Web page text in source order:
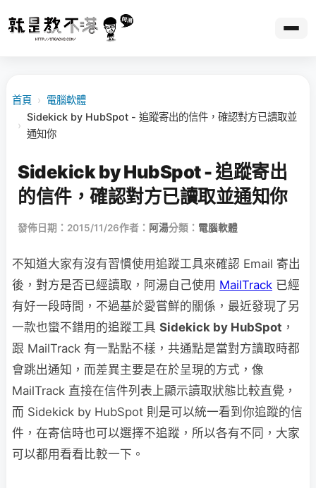
首頁 › 電腦軟體
›
Sidekick by HubSpot - 追蹤寄出的信件，確認對方已讀取並
通知你
Sidekick by HubSpot - 追蹤寄出
的信件，確認對方已讀取並通知你
發佈日期：2015/11/26作者： 阿湯分類： 電腦軟體
不知道大家有沒有習慣使用追蹤工具來確認 Email 寄出
後，對方是否已經讀取，阿湯自己使用 MailTrack 已經
有好一段時間，不過基於愛嘗鮮的關係，最近發現了另
一款也蠻不錯用的追蹤工具 Sidekick by HubSpot ，
跟 MailTrack 有一點點不樣，共通點是當對方讀取時都
會跳出通知，而差異主要是在於呈現的方式，像
MailTrack 直接在信件列表上顯示讀取狀態比較直覺，
而 Sidekick by HubSpot 則是可以統一看到你追蹤的信
件，在寄信時也可以選擇不追蹤，所以各有不同，大家
可以都用看看比較一下。